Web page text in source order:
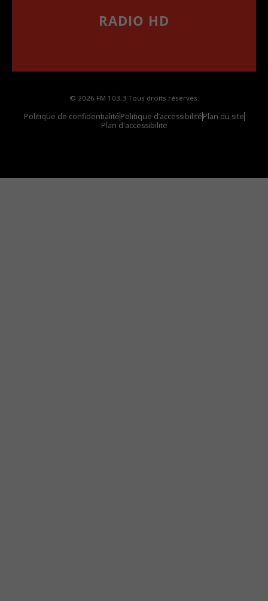
RADIO HD
© 2026 FM 103,3 Tous droits réservés.
Politique de confidentialitéPolitique d’accessibilitéPlan du site
Plan d'accessibilite